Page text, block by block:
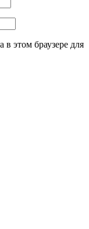
в этом браузере для